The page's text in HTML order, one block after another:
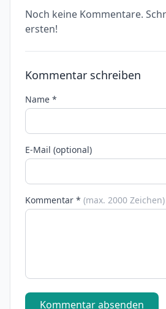
Noch keine Kommentare.
ersten!
Kommentar schreiben
Name *
E-Mail (optional)
Kommentar * (max. 2000 Zeichen)
Kommentar absenden